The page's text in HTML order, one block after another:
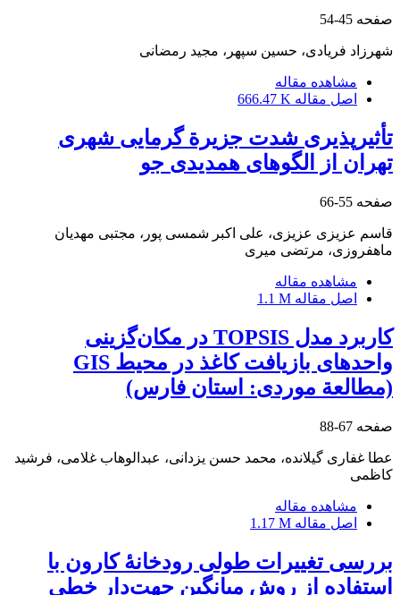
صفحه 45-54
شهرزاد فریادی، حسین سپهر، مجید رمضانی
مشاهده مقاله
اصل مقاله 666.47 K
تأثیرپذیری شدت جزیرة گرمایی شهری
تهران از الگوهای همدیدی جو
صفحه 55-66
قاسم عزیزی عزیزی، علی اکبر شمسی پور، مجتبی مهدیان
ماهفروزی، مرتضی میری
مشاهده مقاله
اصل مقاله 1.1 M
کاربرد مدل TOPSIS در مکان‌گزینی
واحدهای بازیافت کاغذ در محیط GIS
(مطالعة موردی: استان فارس)
صفحه 67-88
عطا غفاری گیلانده، محمد حسن یزدانی، عبدالوهاب غلامی، فرشید
کاظمی
مشاهده مقاله
اصل مقاله 1.17 M
بررسی تغییرات طولی رودخانۀ کارون با
استفاده از روش میانگین جهت‌دار خطی